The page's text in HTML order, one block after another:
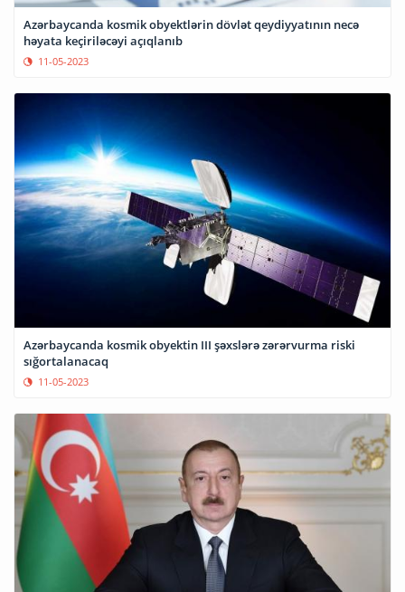
Azərbaycanda kosmik obyektlərin dövlət qeydiyyatının necə
həyata keçiriləcəyi açıqlanıb
11-05-2023
Azərbaycanda kosmik obyektin III şəxslərə zərərvurma riski
sığortalanacaq
11-05-2023